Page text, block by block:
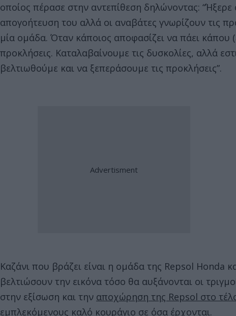
οποίος πέρασε στην αντεπίθεση δηλώνοντας:
απογοήτευση του αλλά οι αναβάτες γνωρίζουν τις
μία ομάδα. Όταν κάποιος αποφασίζει να πάει κάπου
προκλήσεις. Καταλαβαίνουμε τις δυσκολίες, αλλά
βελτιωθούμε και να ξεπεράσουμε τις προκλήσεις”.
Καζάνι που βράζει είναι η ομάδα της Repsol Honda
βελτιώσουν την εικόνα τόσο θα αυξάνονται οι
στην εξίσωση και την αποχώρηση της Repsol στο
εμπλεκόμενους καλό κουράγιο σε όσα έρχονται.